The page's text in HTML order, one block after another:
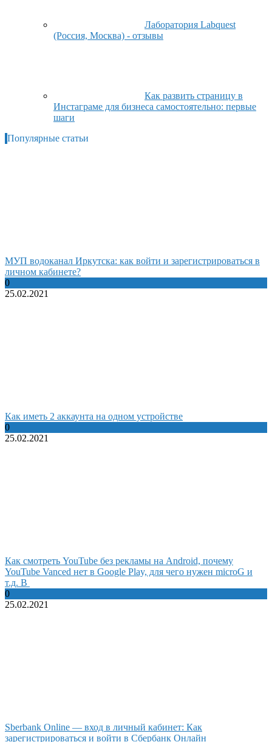
Лаборатория Labquest
(Россия, Москва) - отзывы
Как развить страницу в
Инстаграме для бизнеса самостоятельно: первые
шаги
Популярные статьи
МУП водоканал Иркутска: как войти и зарегистрироваться в
личном кабинете?
0
25.02.2021
Как иметь 2 аккаунта на одном устройстве
0
25.02.2021
Как смотреть YouTube без рекламы на Android, почему
YouTube Vanced нет в Google Play, для чего нужен microG и
т.д. В
0
25.02.2021
Sberbank Online — вход в личный кабинет: Как
зарегистрироваться и войти в Сбербанк Онлайн